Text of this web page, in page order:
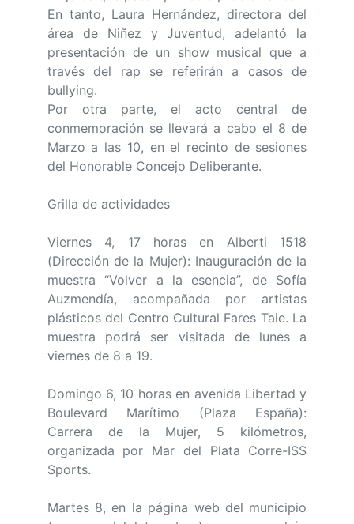
En tanto, Laura Hernández, directora del
área de Niñez y Juventud, adelantó la
presentación de un show musical que a
través del rap se referirán a casos de
bullying.
Por otra parte, el acto central de
conmemoración se llevará a cabo el 8 de
Marzo a las 10, en el recinto de sesiones
del Honorable Concejo Deliberante.
Grilla de actividades
Viernes 4, 17 horas en Alberti 1518
(Dirección de la Mujer): Inauguración de la
muestra “Volver a la esencia”, de Sofía
Auzmendía, acompañada por artistas
plásticos del Centro Cultural Fares Taie. La
muestra podrá ser visitada de lunes a
viernes de 8 a 19.
Domingo 6, 10 horas en avenida Libertad y
Boulevard Marítimo (Plaza España):
Carrera de la Mujer, 5 kilómetros,
organizada por Mar del Plata Corre-ISS
Sports.
Martes 8, en la página web del municipio